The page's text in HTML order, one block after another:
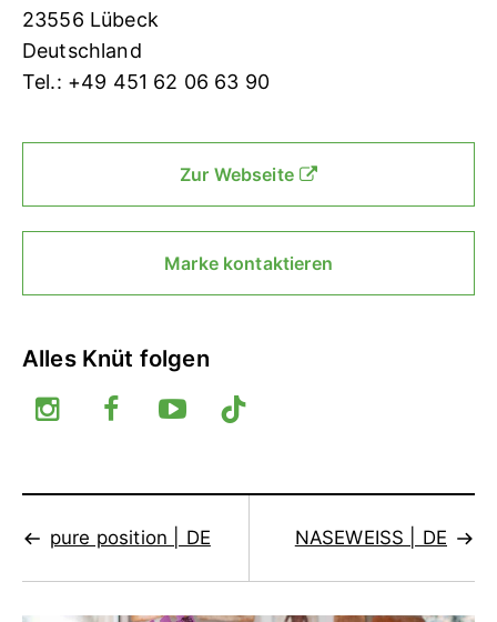
23556 Lübeck
Deutschland
Tel.: +49 451 62 06 63 90
Zur Webseite
Marke kontaktieren
Alles Knüt folgen
pure position | DE NASEWEISS | DE